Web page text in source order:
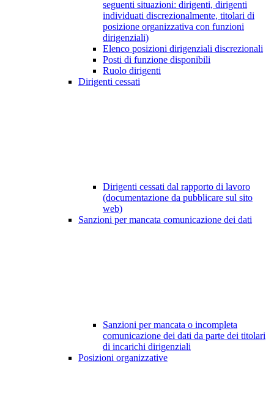
seguenti situazioni: dirigenti, dirigenti
individuati discrezionalmente, titolari di
posizione organizzativa con funzioni
dirigenziali)
Elenco posizioni dirigenziali discrezionali
Posti di funzione disponibili
Ruolo dirigenti
Dirigenti cessati
Dirigenti cessati dal rapporto di lavoro
(documentazione da pubblicare sul sito
web)
Sanzioni per mancata comunicazione dei dati
Sanzioni per mancata o incompleta
comunicazione dei dati da parte dei titolari
di incarichi dirigenziali
Posizioni organizzative